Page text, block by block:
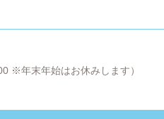
※年末年始はお休みします）